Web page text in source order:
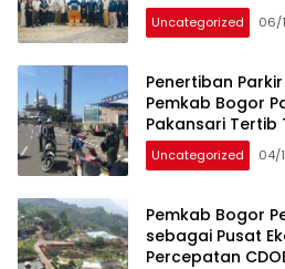
Kabupaten Bogor
Uncategorized 06/
Penertiban
Pemkab Bogor
Pakansari Tertib
Uncategorized 04/
Pemkab Bogor
sebagai Pusat
Percepatan